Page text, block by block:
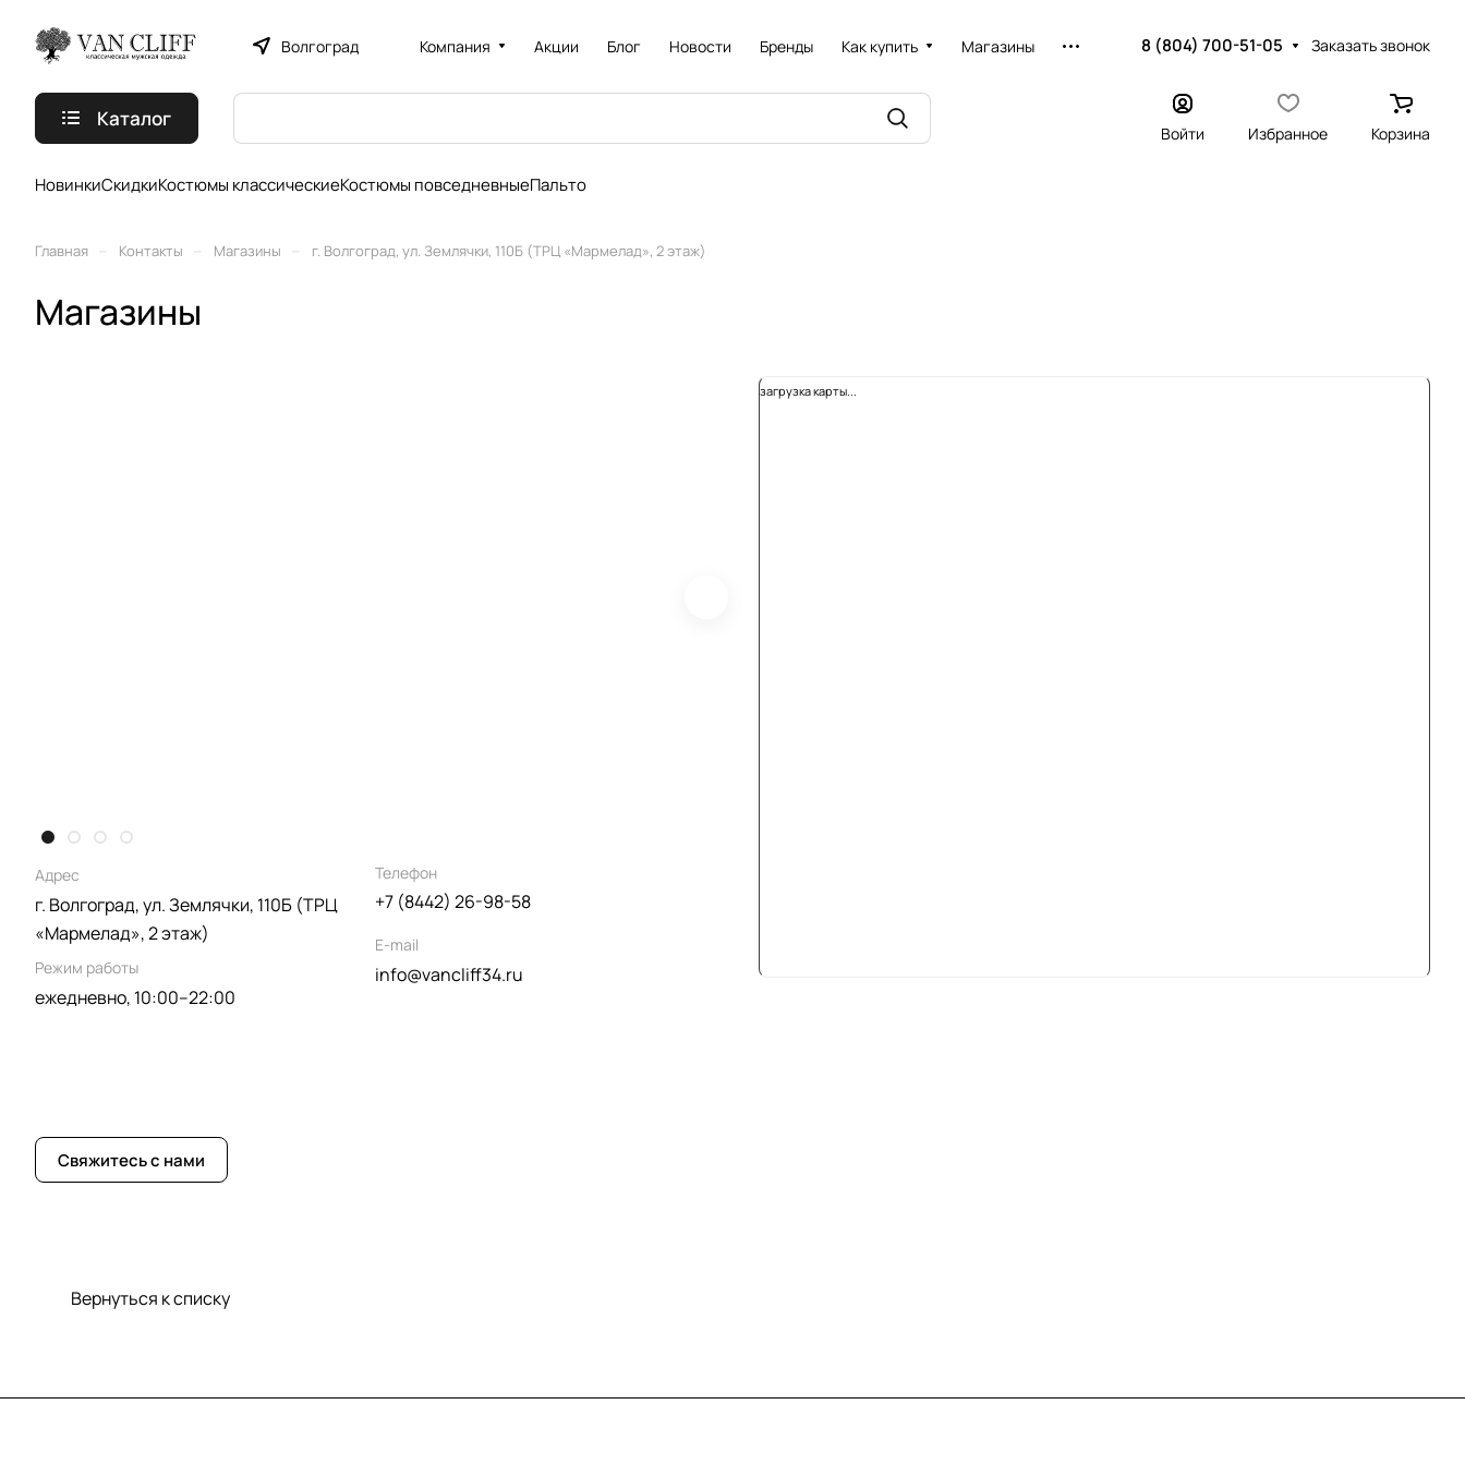
Волгоград Компания Акции Блог Новости Бренды Как купить Магазины 8 (804) 700-51-05 Заказать звонок
Каталог
Войти Избранное Корзина
НовинкиСкидкиКостюмы классическиеКостюмы повседневныеПальто
Главная Контакты Магазины г. Волгоград, ул. Землячки, 110Б (ТРЦ «Мармелад», 2 этаж)
Магазины
Адрес
г. Волгоград, ул. Землячки, 110Б (ТРЦ
«Мармелад», 2 этаж)
Режим работы
ежедневно, 10:00–22:00
Телефон
+7 (8442) 26-98-58
E-mail
info@vancliff34.ru
Свяжитесь с нами
загрузка карты...
Вернуться к списку